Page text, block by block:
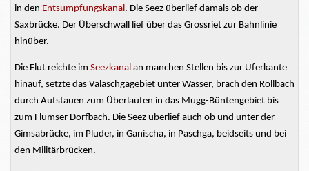
in den Entsumpfungskanal . Die Seez überlief damals ob der
Saxbrücke. Der Überschwall lief über das Grossriet zur Bahnlinie
hinüber.
Die Flut reichte im Seezkanal an manchen Stellen bis zur Uferkante
hinauf, setzte das Valaschgagebiet unter Wasser, brach den Röllbach
durch Aufstauen zum Überlaufen in das Mugg-Büntengebiet bis
zum Flumser Dorfbach. Die Seez überlief auch ob und unter der
Gimsabrücke, im Pluder, in Ganischa, in Paschga, beidseits und bei
den Militärbrücken.